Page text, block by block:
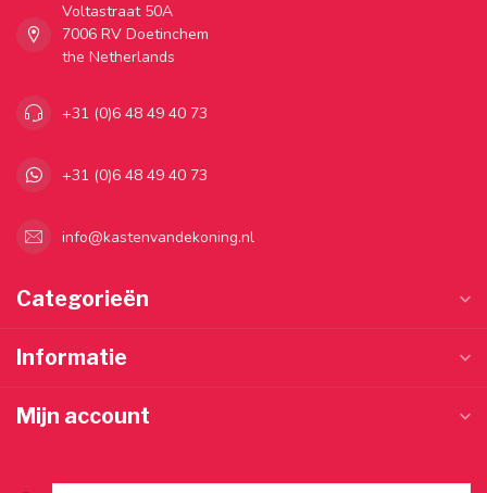
Voltastraat 50A
7006 RV Doetinchem
the Netherlands
+31 (0)6 48 49 40 73
+31 (0)6 48 49 40 73
info@kastenvandekoning.nl
Categorieën
Informatie
Mijn account